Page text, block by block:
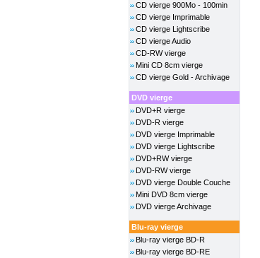
CD vierge 900Mo - 100min
CD vierge Imprimable
CD vierge Lightscribe
CD vierge Audio
CD-RW vierge
Mini CD 8cm vierge
CD vierge Gold - Archivage
DVD vierge
DVD+R vierge
DVD-R vierge
DVD vierge Imprimable
DVD vierge Lightscribe
DVD+RW vierge
DVD-RW vierge
DVD vierge Double Couche
Mini DVD 8cm vierge
DVD vierge Archivage
Blu-ray vierge
Blu-ray vierge BD-R
Blu-ray vierge BD-RE